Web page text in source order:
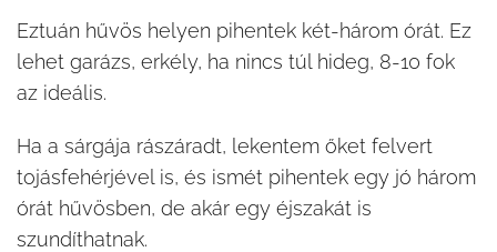
Eztuán hűvös helyen pihentek két-három órát. Ez
lehet garázs, erkély, ha nincs túl hideg, 8-10 fok
az ideális.
Ha a sárgája rászáradt, lekentem őket felvert
tojásfehérjével is, és ismét pihentek egy jó három
órát hűvösben, de akár egy éjszakát is
szundíthatnak.